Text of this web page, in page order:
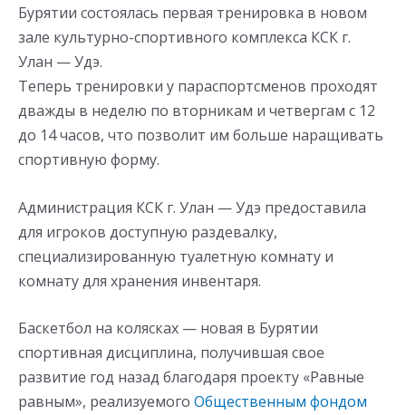
Бурятии состоялась первая тренировка в новом
зале культурно-спортивного комплекса КСК г.
Улан — Удэ.
Теперь тренировки у параспортсменов проходят
дважды в неделю по вторникам и четвергам с 12
до 14 часов, что позволит им больше наращивать
спортивную форму.
Администрация КСК г. Улан — Удэ предоставила
для игроков доступную раздевалку,
специализированную туалетную комнату и
комнату для хранения инвентаря.
Баскетбол на колясках — новая в Бурятии
спортивная дисциплина, получившая свое
развитие год назад благодаря проекту «Равные
равным», реализуемого Общественным фондом